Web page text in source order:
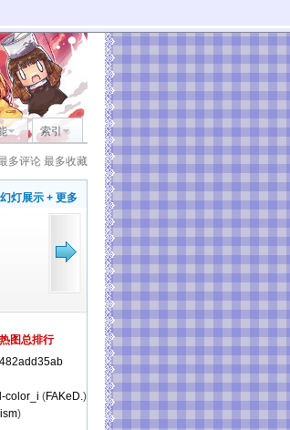
索引
多评论 最多收藏
幻灯展示 + 更多
图总排行
color_i (FAKeD.)
)